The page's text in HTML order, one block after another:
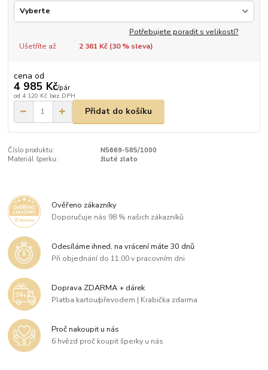
Potřebujete poradit s velikostí?
Ušetříte až
2 361 Kč (30% sleva)
cena od
4 985 Kč/pár
od 4 120 Kč bez DPH
Přidat do košíku
Číslo produktu:
N5669-585/1000
Materiál šperku:
žluté zlato
Ověřeno zákazníky
Doporučuje nás 98 % našich zákazníků
Odesíláme ihned, na vrácení máte 30 dnů
Při objednání do 11:00 v pracovním dni
Doprava ZDARMA + dárek
Platba kartou/převodem | Krabička zdarma
Proč nakoupit u nás
6 hvězd proč koupit šperky u nás